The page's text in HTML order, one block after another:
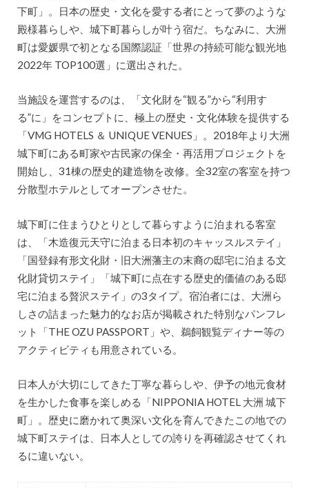
下町」。日本の歴史・文化を愛する者にとって夢のような
殿様暮らしや、城下町暮らしが叶う宿だ。ちなみに、大洲
町は愛媛県で初となる国際認証「世界の持続可能な観光地
2022年 TOP100選」に選出された。
当施設を運営するのは、「文化財を“観る”から“利用す
る”に」をコンセプトに、極上の歴史・文化体験を提供する
「VMG HOTELS ＆ UNIQUE VENUES」。2018年より大洲
城下町にある町家や古民家の保全・再活用プロジェクトを
開始し、31棟の歴史的建造物を改修。全32室の客室を持つ
分散型ホテルとしてオープンさせた。
城下町に住まうひとりとして暮らすように泊まれる客室
は、「木造復元天守に泊まる日本初のキャッスルステイ」
「国登録有形文化財・旧大洲藩主の末裔の邸宅に泊まる文
化財貸切ステイ」「城下町に点在する歴史的価値のある邸
宅に泊まる贅沢ステイ」の3タイプ。宿泊者には、大洲ら
しさの詰まった魅力的なお店が掲載された特別なパンフレ
ット「THE OZU PASSPORT」や、鵜飼観覧ディナー等の
アクティビティも用意されている。
日本人が大切にしてきた丁寧な暮らしや、伊予の地元食材
を生かした食事を楽しめる「NIPPONIA HOTEL 大洲 城下
町」。歴史に磨かれて奥深い文化を育んできたこの地での
城下町ステイは、日本人としての誇りを再確認させてくれ
るに違いない。